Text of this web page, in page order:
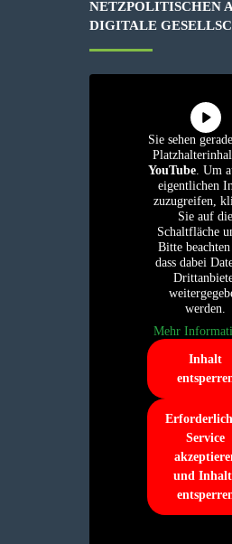
ETZPOLITISCHEN
IGITALE
Sie sehen
YouTube. Um
eigentlichen
zuzugreifen,
Sie auf die
Schaltfläche
Bitte beachten
dass dabei
werden.
Mehr
Inhalt
Service
und